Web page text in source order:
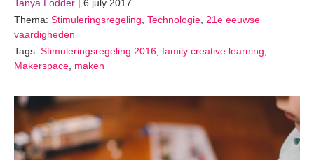
Tanya Lodder | 6 july 2017
Thema: Stimuleringsregeling Technologie 21e eeuwse
vaardigheden
Tags: Stimuleringsregeling 2016 family creative learning
Makerspace maken